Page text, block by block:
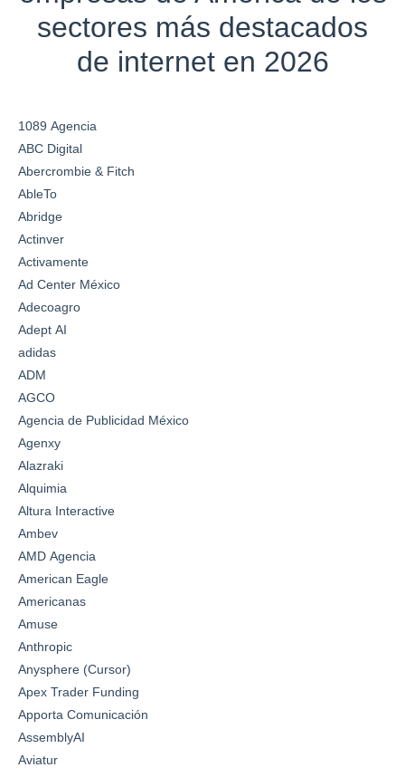
sectores más destacados
de internet en 2026
1089 Agencia
ABC Digital
Abercrombie & Fitch
AbleTo
Abridge
Actinver
Activamente
Ad Center México
Adecoagro
Adept AI
adidas
ADM
AGCO
Agencia de Publicidad México
Agenxy
Alazraki
Alquimia
Altura Interactive
Ambev
AMD Agencia
American Eagle
Americanas
Amuse
Anthropic
Anysphere (Cursor)
Apex Trader Funding
Apporta Comunicación
AssemblyAI
Aviatur